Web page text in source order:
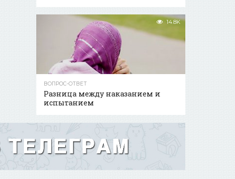
14.8K
ВОПРОС-ОТВЕТ
Разница между наказанием и
испытанием